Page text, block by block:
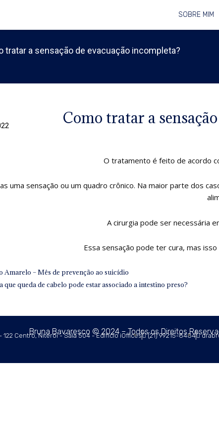
SOBRE MIM
tratar a sensação de evacuação incompleta?
Como tratar a
O tratamento é feito de acordo
uma sensação ou um quadro crônico. Na maior parte dos
A cirurgia pode ser necessária
Essa sensação pode ter cura, mas
Amarelo – Mês de prevenção ao suicídio
que queda de cabelo pode estar associado a intestino preso?
Bruna Bavaresco © 2024 – Todos os Direitos
122 Centro, Niterói - Sala 504 - Edifício iOffices (21) 99215-8484